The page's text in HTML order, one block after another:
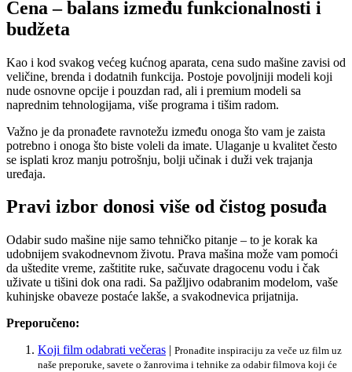
Cena – balans između funkcionalnosti i
budžeta
Kao i kod svakog većeg kućnog aparata, cena sudo mašine zavisi od
veličine, brenda i dodatnih funkcija. Postoje povoljniji modeli koji
nude osnovne opcije i pouzdan rad, ali i premium modeli sa
naprednim tehnologijama, više programa i tišim radom.
Važno je da pronađete ravnotežu između onoga što vam je zaista
potrebno i onoga što biste voleli da imate. Ulaganje u kvalitet često
se isplati kroz manju potrošnju, bolji učinak i duži vek trajanja
uređaja.
Pravi izbor donosi više od čistog posuđa
Odabir sudo mašine nije samo tehničko pitanje – to je korak ka
udobnijem svakodnevnom životu. Prava mašina može vam pomoći
da uštedite vreme, zaštitite ruke, sačuvate dragocenu vodu i čak
uživate u tišini dok ona radi. Sa pažljivo odabranim modelom, vaše
kuhinjske obaveze postaće lakše, a svakodnevica prijatnija.
Preporučeno:
Koji film odabrati večeras | Pronađite inspiraciju za veče uz film uz
naše preporuke, savete o žanrovima i tehnike za odabir filmova koji će